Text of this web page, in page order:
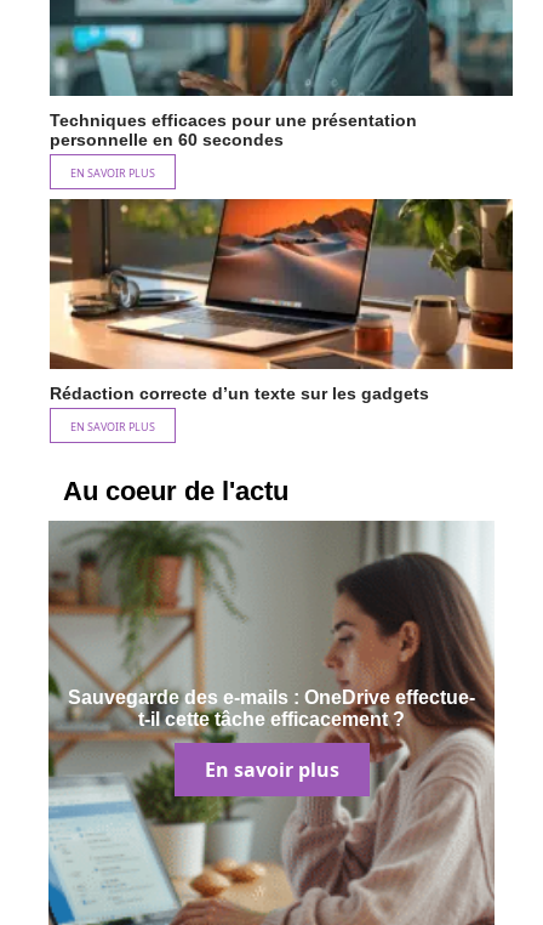
Techniques efficaces pour une présentation
personnelle en 60 secondes
EN SAVOIR PLUS
Rédaction correcte d’un texte sur les gadgets
EN SAVOIR PLUS
Au coeur de l'actu
Sauvegarde des e-mails : OneDrive effectue-
t-il cette tâche efficacement ?
En savoir plus